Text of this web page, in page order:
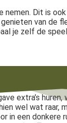
Dit is
van de
je zelf de
extra’s huren,
wel wat raar,
in een donkere